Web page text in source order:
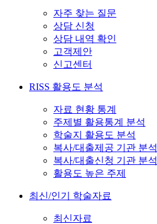
자주 찾는 질문
상담 신청
상담 내역 확인
고객제안
신고센터
RISS 활용도 분석
자료 현황 통계
주제별 활용통계 분석
학술지 활용도 분석
복사/대출제공 기관 분석
복사/대출신청 기관 분석
활용도 높은 주제
최신/인기 학술자료
최신자료